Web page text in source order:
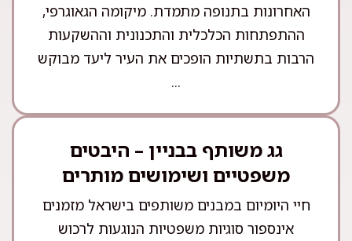
האחרונות בתנופה מתמדת. מיקומה הגאוגרפי,
ההתפתחות הכלכלית והתכנונית וההשקעות
הרבות בתשתיות הופכים את העיר ליעד מבוקש
...
גג משותף בבניין – היבטים
משפטיים ושימושים מותרים
חיי היומיום במבנים משותפים בישראל מזמנים
אינספור סוגיות משפטיות הנוגעות לרכוש